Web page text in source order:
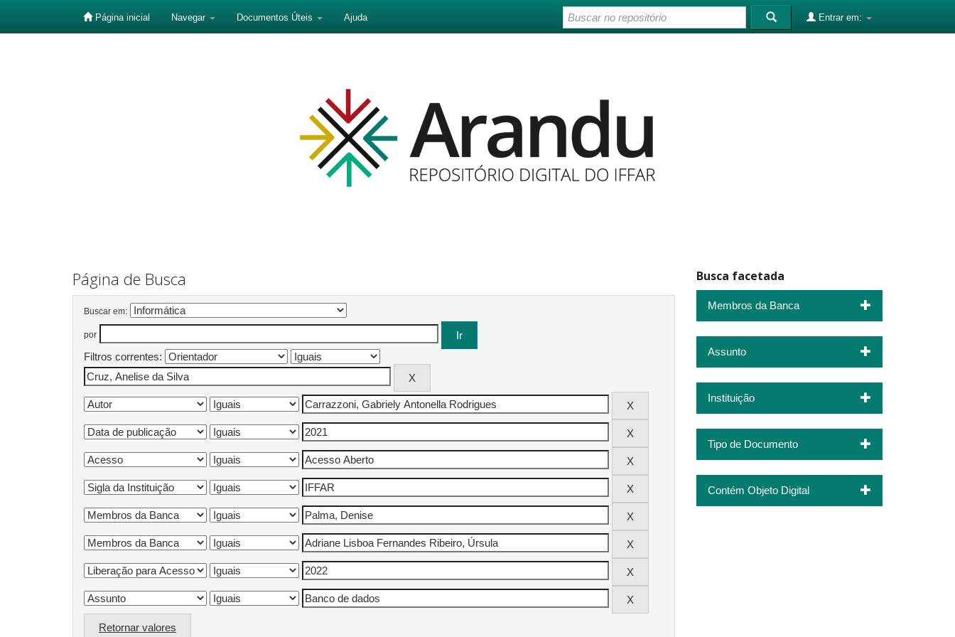
Página inicial Navegar Documentos Úteis Ajuda Entrar em:
Página de Busca
Buscar em:
por
Filtros correntes:
Retornar valores
Busca facetada
Membros da Banca
Assunto
Instituição
Tipo de Documento
Contém Objeto Digital